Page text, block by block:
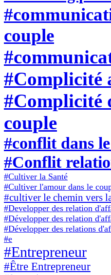
couple
#Complicité
#Complicité
couple
#conflit dans
#Conflit
#Cultiver la Santé
#Cultiver l'amour dans le
#cultiver le chemin vers
#Developper des relation
#Développer des relation
#Développer des relations
#e
#Entrepreneur
#Être Entrepreneur